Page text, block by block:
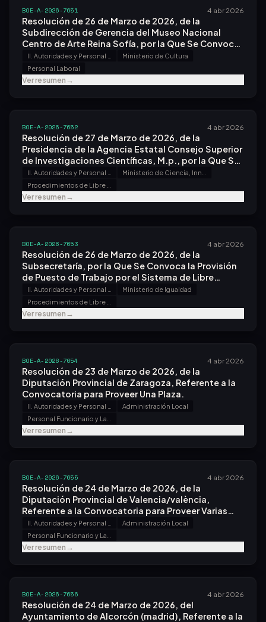
BOE-A-2026-7651 4 abr 2026
Resolución de 26 de Marzo de 2026, de la
Subdirección de Gerencia del Museo Nacional
Centro de Arte Reina Sofía, por la Que Se Convoca
Proceso Selectivo para Ingreso, Como Personal
Laboral Fijo, Fuera de Convenio, en la Categoría de
Responsable del Área de Exposiciones.
Ministerio de Cultura
Personal Laboral
Ver resumen→
BOE-A-2026-7652 4 abr 2026
Resolución de 27 de Marzo de 2026, de la
Presidencia de la Agencia Estatal Consejo Superior
de Investigaciones Científicas, M.p., por la Que Se
Convoca la Provisión de Puestos de Trabajo por el
Sistema de Libre Designación.
Ver resumen→
BOE-A-2026-7653 4 abr 2026
Resolución de 26 de Marzo de 2026, de la
Subsecretaría, por la Que Se Convoca la Provisión
de Puesto de Trabajo por el Sistema de Libre
Designación.
Ministerio de Igualdad
Ver resumen→
BOE-A-2026-7654 4 abr 2026
Resolución de 23 de Marzo de 2026, de la
Diputación Provincial de Zaragoza, Referente a la
Convocatoria para Proveer Una Plaza.
Administración Local
Ver resumen→
BOE-A-2026-7655 4 abr 2026
Resolución de 24 de Marzo de 2026, de la
Diputación Provincial de Valencia/valència,
Referente a la Convocatoria para Proveer Varias
Plazas.
Administración Local
Ver resumen→
BOE-A-2026-7656 4 abr 2026
Resolución de 24 de Marzo de 2026, del
Ayuntamiento de Alcorcón (madrid), Referente a la